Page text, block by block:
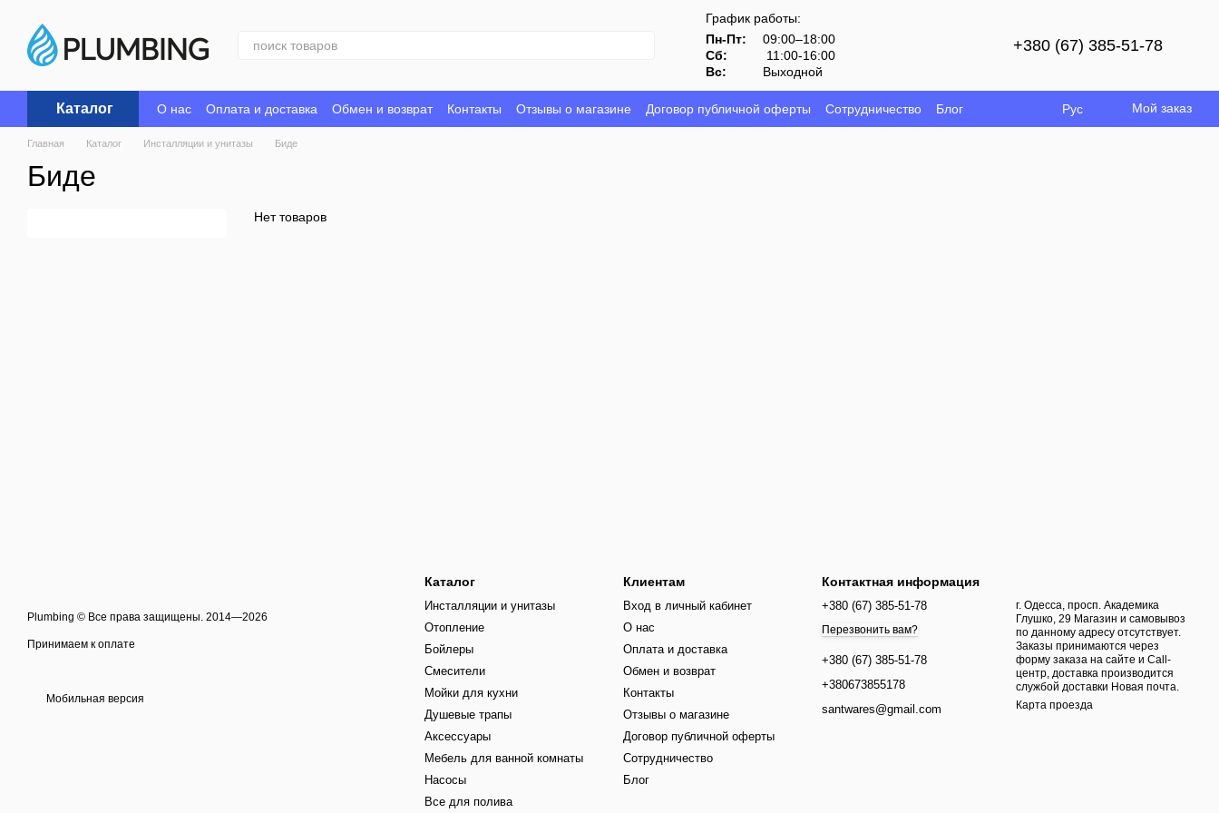
График работы:
Пн-Пт:
09:00–18:00
Сб:
11:00-16:00
Вс:
Выходной
+380 (67) 385-51-78
Каталог О нас Оплата и доставка Обмен и возврат Контакты Отзывы о магазине Договор публичной оферты Сотрудничество Блог Рус Мой заказ
Главная Каталог Инсталляции и унитазы Биде
Биде
Нет товаров
Plumbing © Все права защищены. 2014—2026
Принимаем к оплате
Мобильная версия
Каталог
Инсталляции и унитазы
Отопление
Бойлеры
Смесители
Мойки для кухни
Душевые трапы
Аксессуары
Мебель для ванной комнаты
Насосы
Все для полива
Клиентам
Вход в личный кабинет
О нас
Оплата и доставка
Обмен и возврат
Контакты
Отзывы о магазине
Договор публичной оферты
Сотрудничество
Блог
Контактная информация
+380 (67) 385-51-78
Перезвонить вам?
+380 (67) 385-51-78
+380673855178
santwares@gmail.com
г. Одесса, просп. Академика
Глушко, 29 Магазин и самовывоз
по данному адресу отсутствует.
Заказы принимаются через
форму заказа на сайте и Call-
центр, доставка производится
службой доставки Новая почта.
Карта проезда